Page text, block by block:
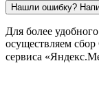
Нашли ошибку?
Для более
осуществляем
сервиса